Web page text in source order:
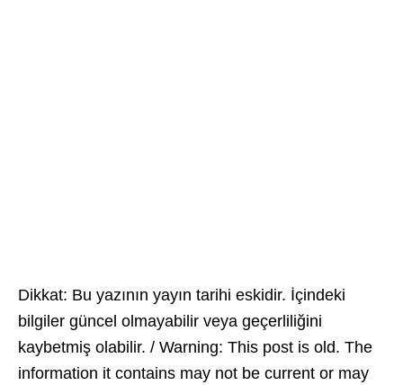
Dikkat: Bu yazının yayın tarihi eskidir. İçindeki
bilgiler güncel olmayabilir veya geçerliliğini
kaybetmiş olabilir. / Warning: This post is old. The
information it contains may not be current or may